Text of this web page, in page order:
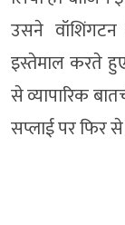
उसने
इस्तेमाल करते
से व्यापारिक
सप्लाई पर फिर